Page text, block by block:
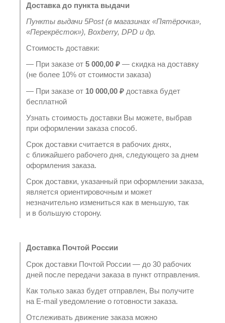
Доставка до пункта выдачи
Пункты выдачи 5Post (в магазинах «Пятёрочка»,
«Перекрёсток»), Boxberry, DPD и др.
Стоимость доставки:
— При заказе от 5 000,00 ₽ — скидка на доставку
(не более 10% от стоимости заказа)
— При заказе от 10 000,00 ₽ доставка будет
бесплатной
Узнать стоимость доставки Вы можете, выбрав
при оформлении заказа способ.
Срок доставки считается в рабочих днях,
с ближайшего рабочего дня, следующего за днем
оформления заказа.
Срок доставки, указанный при оформлении заказа,
является ориентировочным и может
незначительно измениться как в меньшую, так
и в большую сторону.
Доставка Почтой России
Срок доставки Почтой России — до 30 рабочих
дней после передачи заказа в пункт отправления.
Как только заказ будет отправлен, Вы получите
на E-mail уведомление о готовности заказа.
Отслеживать движение заказа можно